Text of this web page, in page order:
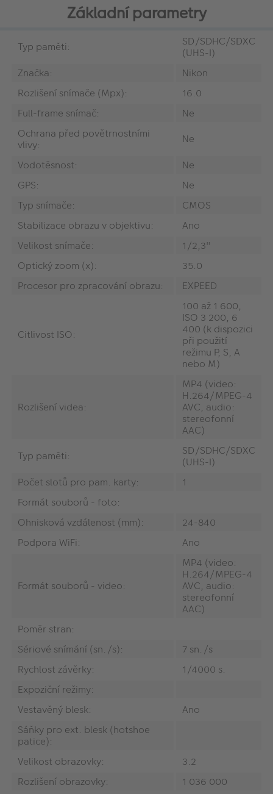
Základní parametry
Typ paměti:
SD/SDHC/SDXC
(UHS-I)
Značka:
Nikon
Rozlišení snímače (Mpx):
16.0
Full-frame snímač:
Ne
Ochrana před povětrnostními
vlivy:
Ne
Vodotěsnost:
Ne
GPS:
Ne
Typ snímače:
CMOS
Stabilizace obrazu v objektivu:
Ano
Velikost snímače:
1/2,3"
Optický zoom (x):
35.0
Procesor pro zpracování obrazu:
EXPEED
Citlivost ISO:
100 až 1 600,
ISO 3 200, 6
400 (k dispozici
při použití
režimu P, S, A
nebo M)
Rozlišení videa:
MP4 (video:
H.264/MPEG-4
AVC, audio:
stereofonní
AAC)
Typ paměti:
SD/SDHC/SDXC
(UHS-I)
Počet slotů pro pam. karty:
1
Formát souborů - foto:
Ohnisková vzdálenost (mm):
24-840
Podpora WiFi:
Ano
Formát souborů - video:
MP4 (video:
H.264/MPEG-4
AVC, audio:
stereofonní
AAC)
Poměr stran:
Sériové snímání (sn./s):
7 sn./s
Rychlost závěrky:
1/4000 s.
Expoziční režimy:
Vestavěný blesk:
Ano
Sáňky pro ext. blesk (hotshoe
patice):
Velikost obrazovky:
3.2
Rozlišení obrazovky:
1 036 000